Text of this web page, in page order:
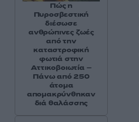
Πώς η
Πυροσβεστική
διέσωσε
ανθρώπινες ζωές
από την
καταστροφική
φωτιά στην
Αττικοβοιωτία –
Πάνω από 250
άτομα
απομακρύνθηκαν
διά θαλάσσης